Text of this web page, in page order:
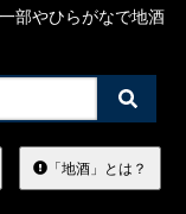
すすめ商品
部やひらがなで地酒
検
索
る
「地酒」とは？